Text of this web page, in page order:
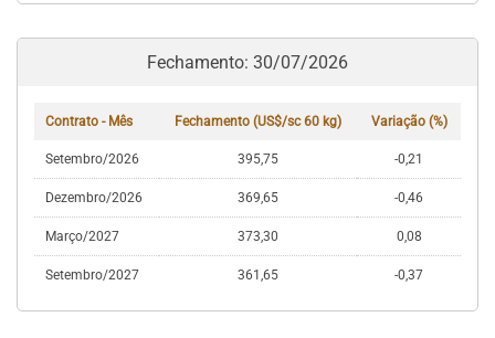
Fechamento: 30/07/2026
Contrato - Mês Fechamento (US$/sc 60 kg) Variação (%)
Setembro/2026 395,75 -0,21
Dezembro/2026 369,65 -0,46
Março/2027 373,30 0,08
Setembro/2027 361,65 -0,37